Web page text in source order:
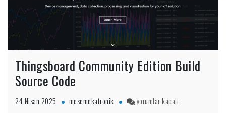
Thingsboard Community Edition Build
Source Code
24 Nisan 2025 mesemekatronik
Thingsboard
yorumlar kapalı